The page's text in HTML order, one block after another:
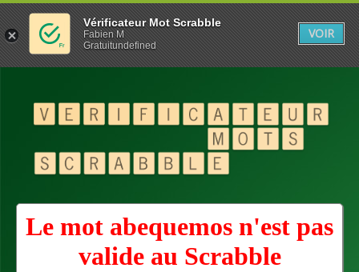
Le mot abequemos n'est pas
valide au Scrabble
Vérificateur Mot Scrabble
Fabien M
Gratuitundefined
VOIR